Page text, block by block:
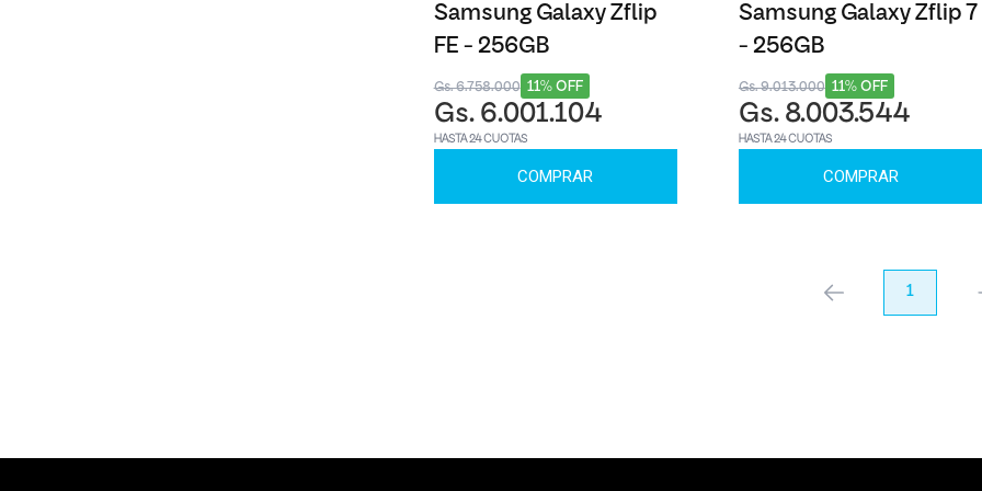
Samsung Galaxy Zflip
FE - 256GB
11% OFF
Gs. 6.758.000
Gs. 6.001.104
HASTA 24 CUOTAS
COMPRAR
Samsung Galaxy Zflip 7
- 256GB
11% OFF
Gs. 9.013.000
Gs. 8.003.544
HASTA 24 CUOTAS
COMPRAR
anterior 1